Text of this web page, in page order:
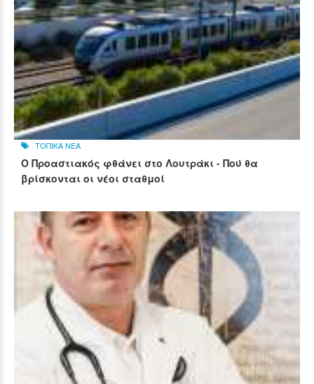
ΤΟΠΙΚΑ ΝΕΑ
Ο Προαστιακός φθάνει στο Λουτράκι - Πού θα
βρίσκονται οι νέοι σταθμοί